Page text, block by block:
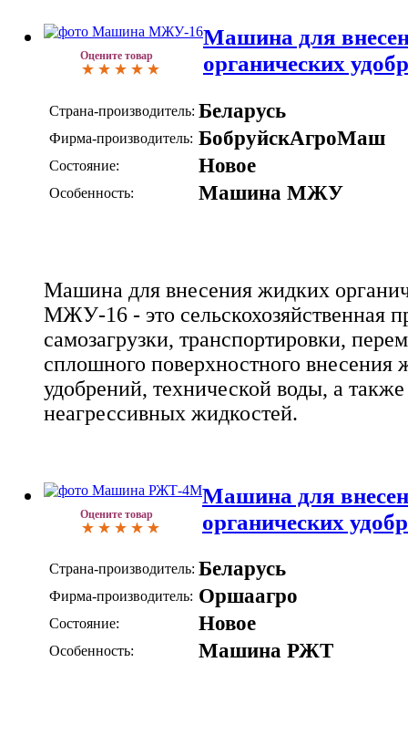
Оцените товар
Машина для
органических
Страна-производитель: Беларусь
Фирма-производитель: БобруйскАгроМаш
Состояние: Новое
Особенность: Машина МЖУ
Машина для внесения жидких
МЖУ-16 - это сельскохозяйственная
самозагрузки, транспортировки,
сплошного поверхностного внесения
удобрений, технической воды, а
неагрессивных жидкостей.
Оцените товар
Машина для
органических
Страна-производитель: Беларусь
Фирма-производитель: Оршаагро
Состояние: Новое
Особенность: Машина РЖТ